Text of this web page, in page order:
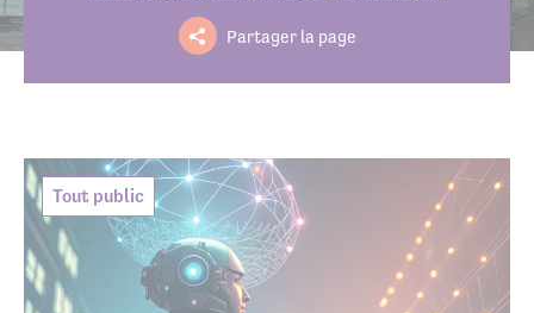
Partager la page
Tout public